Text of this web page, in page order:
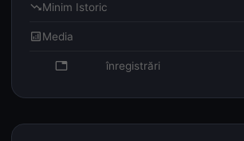
trending_downMinim Istoric
analyticsMedia
database înregistrări